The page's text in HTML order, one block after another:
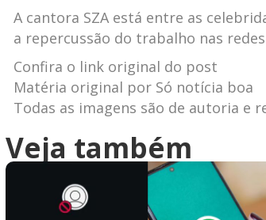
A cantora SZA está entre as
a repercussão do trabalho nas
Confira o link original do post
Matéria original por Só notícia boa
Todas as imagens são de autoria e
Veja também